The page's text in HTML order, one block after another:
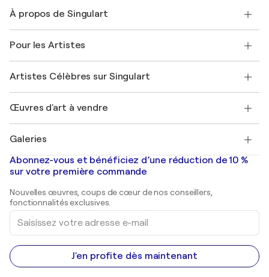
Expédition
Offrir une carte cadeau
Rejoignez notre programme commercial
Mon compte
+33 1 76 44 06 42
À propos de Singulart
FAQ
Magazine Singulart
Emplois
Découvrez une sélection d'art original
Pour les Artistes
Se connecter en tant qu'Artiste
Artistes Célèbres sur Singulart
Marc Chagall
Banksy
Mr. Brainwash
Shepard Fairey
Œuvres d'art à vendre
Tableaux abstraits à vendre
Peintures de paysage
Estampes
Peintures acryliques
Galeries
Galeries d'art en France
Galeries d'art en Belgique
Abonnez-vous et bénéficiez d’une réduction de 10 %
sur votre première commande
Nouvelles œuvres, coups de cœur de nos conseillers,
fonctionnalités exclusives.
Saisissez
votre
adresse
e-
mail
J'en profite dès maintenant